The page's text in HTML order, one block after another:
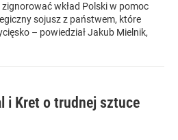
zignorować wkład Polski w pomoc
sojusz z państwem, które
– powiedział Jakub Mielnik,
i Kret o trudnej sztuce